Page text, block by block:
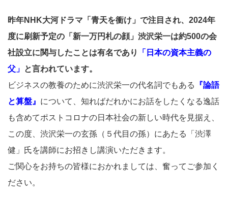
昨年NHK大河ドラマ「青天を衝け」で注目され、2024年
度に刷新予定の「新一万円札の顔」渋沢栄一は約500の会
社設立に関与したことは有名であり
「日本の資本主義の
父」 と言われています。
ビジネスの教養のために渋沢栄一の代名詞でもある
『論語
と算盤』 について、知ればだれかにお話をしたくなる逸話
も含めてポストコロナの日本社会の新しい時代を見据え、
この度、渋沢栄一の玄孫（５代目の孫）にあたる「渋澤
健」氏を講師にお招きし講演いただきます。
ご関心をお持ちの皆様におかれましては、奮ってご参加く
ださい。